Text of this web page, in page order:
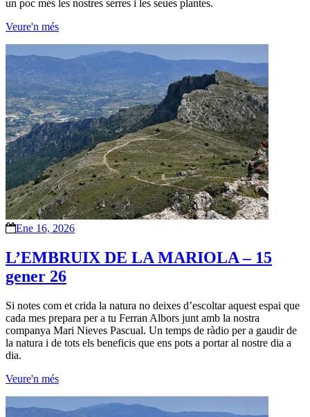
un poc més les nostres serres i les seues plantes.
Veure'n més
Ene 16, 2026
L’EMBRUIX DE LA MARIOLA – 15
gener 26
Si notes com et crida la natura no deixes d’escoltar aquest espai que
cada mes prepara per a tu Ferran Albors junt amb la nostra
companya Mari Nieves Pascual. Un temps de ràdio per a gaudir de
la natura i de tots els beneficis que ens pots a portar al nostre dia a
dia.
Veure'n més